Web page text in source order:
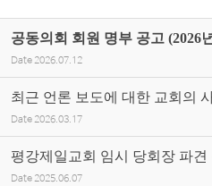
공동의회 회원 명부 공고 (2026
Date 2026.07.12
최근 언론 보도에 대한 교회의
Date 2026.03.17
평강제일교회 임시 당회장 파견
Date 2025.06.07